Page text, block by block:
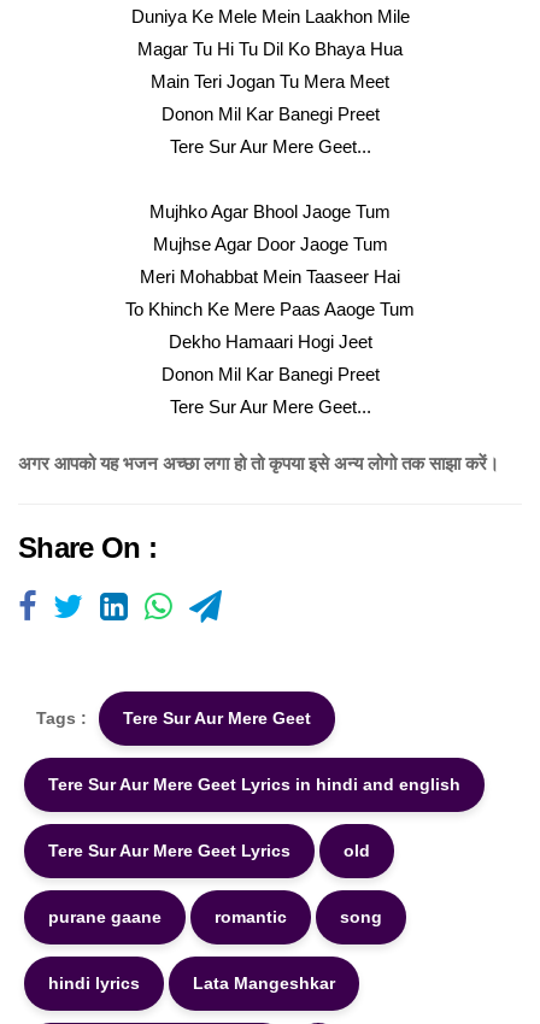
Duniya Ke Mele Mein Laakhon Mile
Magar Tu Hi Tu Dil Ko Bhaya Hua
Main Teri Jogan Tu Mera Meet
Donon Mil Kar Banegi Preet
Tere Sur Aur Mere Geet...
Mujhko Agar Bhool Jaoge Tum
Mujhse Agar Door Jaoge Tum
Meri Mohabbat Mein Taaseer Hai
To Khinch Ke Mere Paas Aaoge Tum
Dekho Hamaari Hogi Jeet
Donon Mil Kar Banegi Preet
Tere Sur Aur Mere Geet...
अगर आपको यह भजन अच्छा लगा हो तो कृपया इसे अन्य लोगो तक साझा करें।
Share On :
Tags : Tere Sur Aur Mere Geet
Tere Sur Aur Mere Geet Lyrics in hindi and english
Tere Sur Aur Mere Geet Lyrics old
purane gaane romantic song
hindi lyrics Lata Mangeshkar